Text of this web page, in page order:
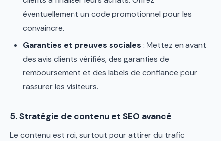
éventuellement un code promotionnel pour les
convaincre.
Garanties et preuves sociales : Mettez en avant
des avis clients vérifiés, des garanties de
remboursement et des labels de confiance pour
rassurer les visiteurs.
5. Stratégie de contenu et SEO avancé
Le contenu est roi, surtout pour attirer du trafic